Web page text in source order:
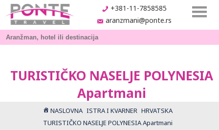
+381-11-7858585
aranzmani@ponte.rs
TURISTIČKO NASELJE POLYNESIA
Apartmani
NASLOVNA ISTRA I KVARNER HRVATSKA
TURISTIČKO NASELJE POLYNESIA Apartmani